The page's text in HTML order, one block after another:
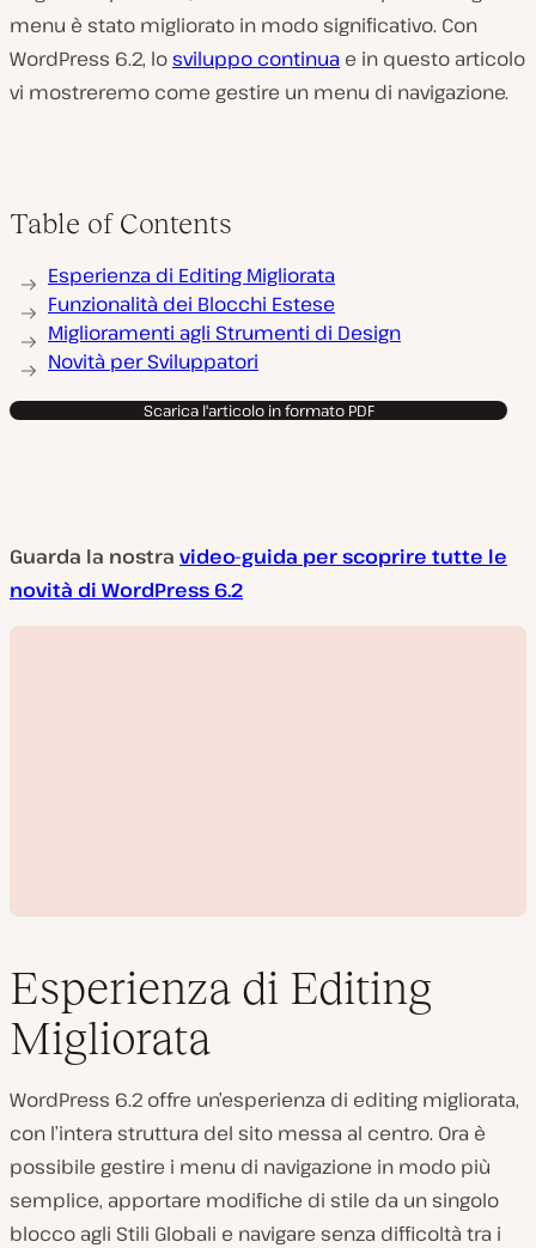
menu è stato migliorato in modo significativo. Con
WordPress 6.2, losviluppo continua e in questo articolo
vi mostreremo come gestire un menu di navigazione.
Table of Contents
Esperienza di Editing Migliorata
Funzionalità dei Blocchi Estese
Miglioramenti agli Strumenti di Design
Novità per Sviluppatori
Scarica l'articolo in formato PDF
Guarda la nostra video-guida per scoprire tutte le
novità di WordPress 6.2
p
r
o
d
u
c
i
v
Esperienza di Editing
Migliorata
WordPress 6.2 offre un’esperienza di editing migliorata,
con l’intera struttura del sito messa al centro. Ora è
possibile gestire i menu di navigazione in modo più
semplice, apportare modifiche di stile da un singolo
blocco agli Stili Globali e navigare senza difficoltà tra i